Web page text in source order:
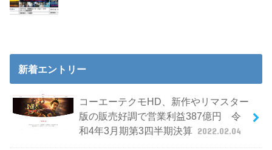
新着エントリー
コーエーテクモHD、新作やリマスター
版の販売好調で営業利益387億円 令
和4年3月期第3四半期決算 2022.02.04